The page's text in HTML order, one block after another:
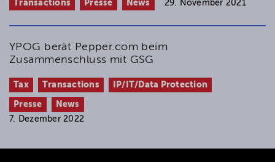
Transactions Presse News 29. November 2021
YPOG berät Pepper.com beim
Zusammenschluss mit GSG
Tax Transactions IP/IT/Data Protection
Presse
News
7. Dezember 2022